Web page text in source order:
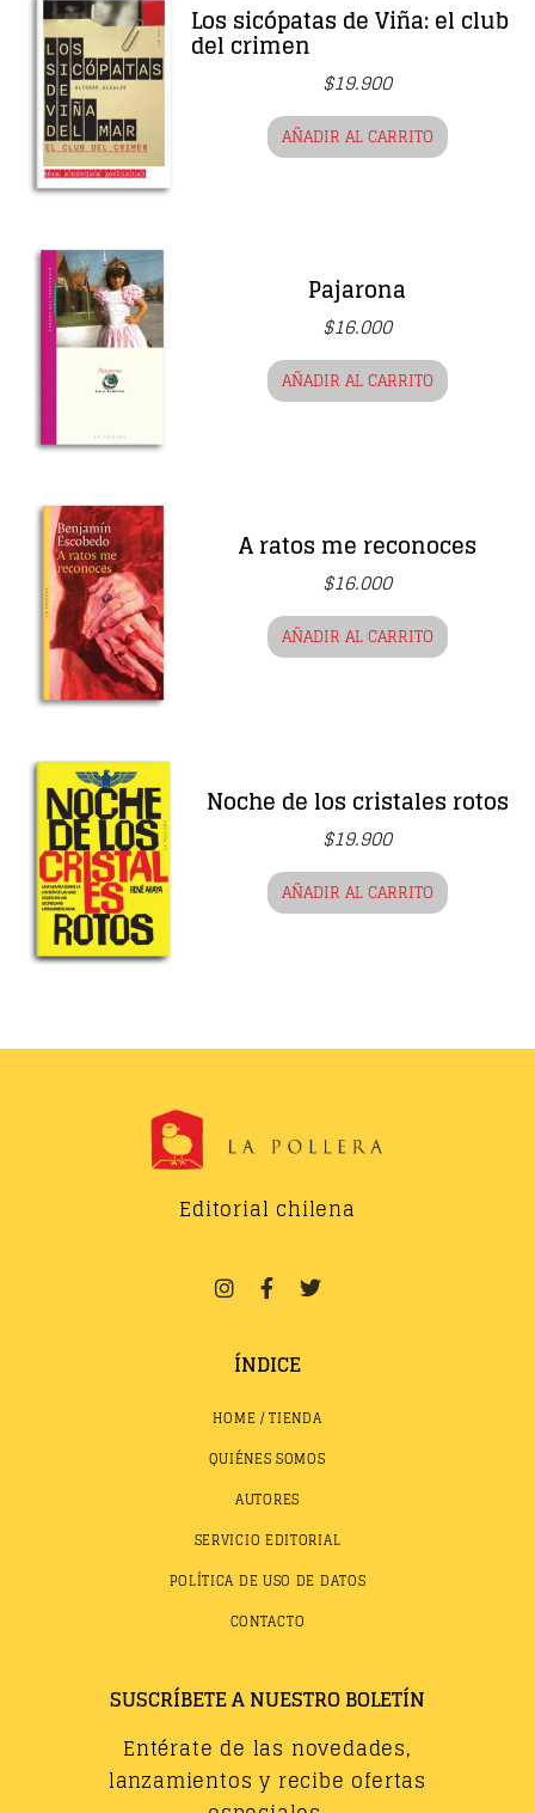
Los sicópatas de Viña: el club
del crimen
$19.900
AÑADIR AL CARRITO
Pajarona
$16.000
AÑADIR AL CARRITO
A ratos me reconoces
$16.000
AÑADIR AL CARRITO
Noche de los cristales rotos
$19.900
AÑADIR AL CARRITO
Editorial chilena
ÍNDICE
HOME / TIENDA
QUIÉNES SOMOS
AUTORES
SERVICIO EDITORIAL
POLÍTICA DE USO DE DATOS
CONTACTO
SUSCRÍBETE A NUESTRO BOLETÍN
Entérate de las novedades,
lanzamientos y recibe ofertas